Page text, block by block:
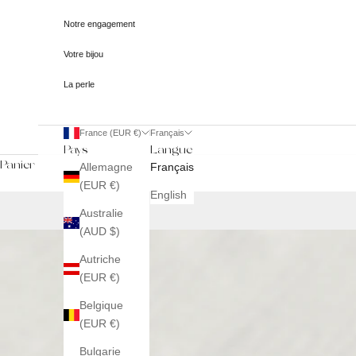
Notre engagement
Votre bijou
La perle
France (EUR €)
Pays
Allemagne
(EUR €)
Australie
(AUD $)
Autriche
(EUR €)
Belgique
(EUR €)
Bulgarie
Français
Langue
Français
English
Panier